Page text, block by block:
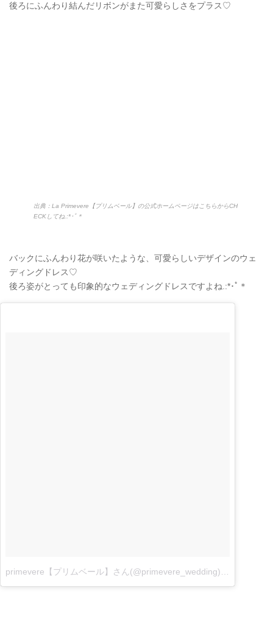
後ろにふんわり結んだリボンがまた可愛らしさをプラス♡
出典：La Primevere【プリムベール】の公式ホームページはこちらからCH
ECKしてね.:*･ﾟ＊
バックにふんわり花が咲いたような、可愛らしいデザインのウェ
ディングドレス♡
後ろ姿がとっても印象的なウェディングドレスですよね.:*･ﾟ＊